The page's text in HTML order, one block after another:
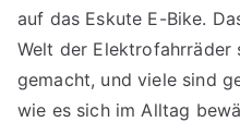
auf das Eskute E-Bike.
Welt der Elektrofahrräder
gemacht, und viele sind
wie es sich im Alltag